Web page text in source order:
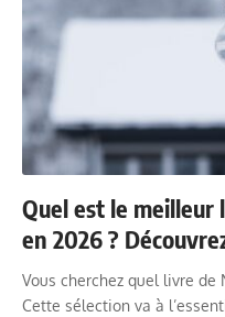
Quel est le meilleur
en 2026 ?
Vous cherchez quel livre
Cette sélection va à